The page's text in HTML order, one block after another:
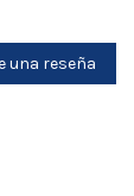
una reseña